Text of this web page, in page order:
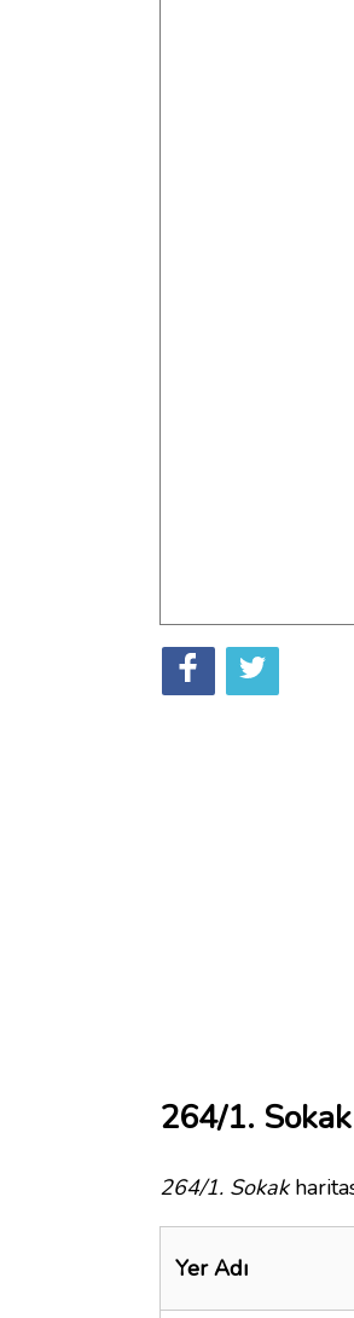
264/1. Sokak
264/1. Sokak
Yer Adı